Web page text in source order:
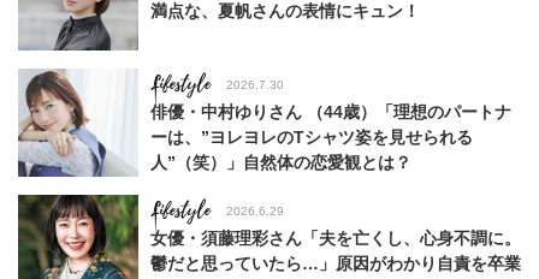
満点な、夏帆さんの表情にキュン！
Lifestyle 2026.7.30
俳優・中村ゆりさん （44歳）「理想のパートナ
ーは、”ヨレヨレのTシャツ姿を見せられる
人”（笑）」自然体の恋愛観とは？
Lifestyle 2026.6.29
女優・須藤理彩さん「夫を亡くし、心身不調に。
鬱だと思っていたら…」原因がわかり自責を卒業